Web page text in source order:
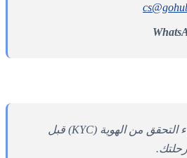
يُرجى تثبيت eSIM وإجراء التحقق من الهوية (KYC) قبل